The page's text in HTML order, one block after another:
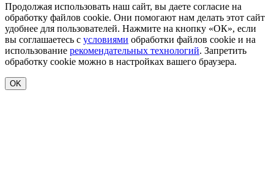
Продолжая использовать наш сайт, вы даете согласие на
обработку файлов cookie. Они помогают нам делать этот сайт
удобнее для пользователей. Нажмите на кнопку «ОК», если
вы соглашаетесь с условиями обработки файлов cookie и на
использование рекомендательных технологий. Запретить
обработку cookie можно в настройках вашего браузера.
OK